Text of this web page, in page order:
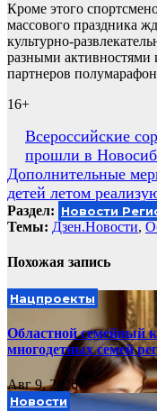
Кроме этого
массового праздника
культурно-
разными
партнеров
16+
Навигация
по
записям
Всероссийские
прошли в
Дополнительные
детей летом
Раздел: Новости
Темы: Дзен.Новости,
Похожая запись
Нацпроекты
Областной семейный
многодетных семей
Авг 9, 2026
Новости